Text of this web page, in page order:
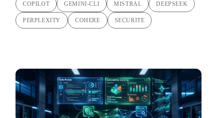
COPILOT GEMINI-CLI MISTRAL DEEPSEEK
PERPLEXITY COHERE SECURITE